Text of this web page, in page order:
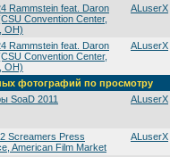
Rammstein feat. Daron
Convention Center,
OH)
ALuserX
Rammstein feat. Daron
Convention Center,
OH)
ALuserX
фотографий по просмотру
SoaD 2011 ALuserX
Screamers Press
American Film Market
ALuserX